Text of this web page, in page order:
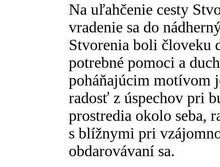
Na uľahčenie cesty
vradenie sa do
Stvorenia boli človeku
potrebné pomoci a
poháňajúcim motívom
radosť z úspechov pri
prostredia okolo seba,
s blížnymi pri
obdarovávaní sa.